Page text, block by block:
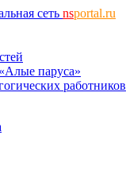
сеть nsportal.ru
паруса»
работников